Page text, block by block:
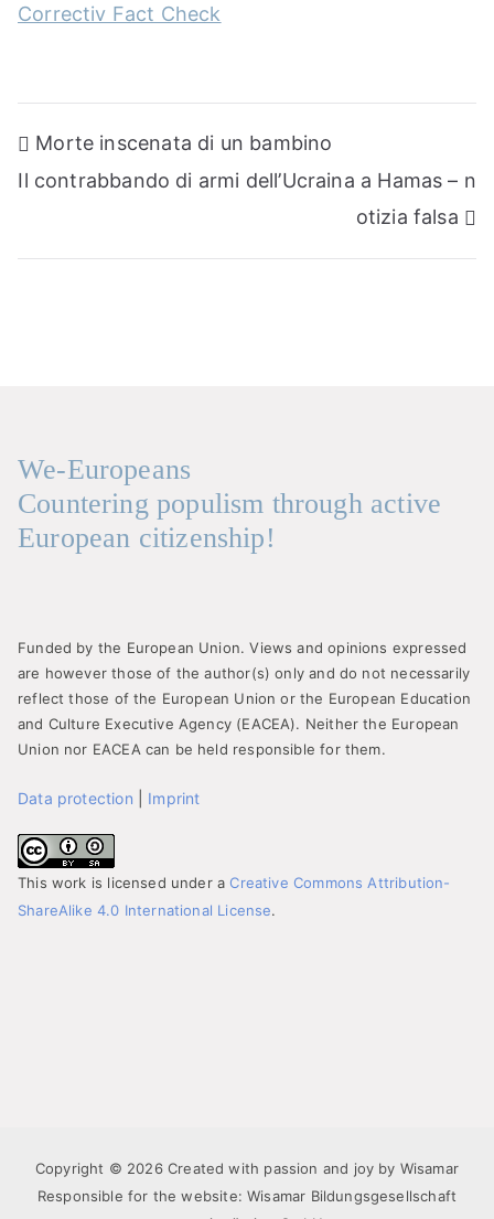
Correctiv Fact Check
Post
navigation
Morte inscenata di un bambino
Il contrabbando di armi dell’Ucraina a Hamas – n
otizia falsa
We-Europeans
Countering populism through active
European citizenship!
Funded by the European Union. Views and opinions expressed
are however those of the author(s) only and do not necessarily
reflect those of the European Union or the European Education
and Culture Executive Agency (EACEA). Neither the European
Union nor EACEA can be held responsible for them.
Data protection Imprint
This work is licensed under aCreative Commons Attribution-
ShareAlike 4.0 International License.
Copyright © 2026 Created with passion and joy by Wisamar
Responsible for the website: Wisamar Bildungsgesellschaft